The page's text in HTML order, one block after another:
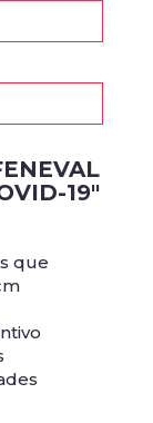
19"
que